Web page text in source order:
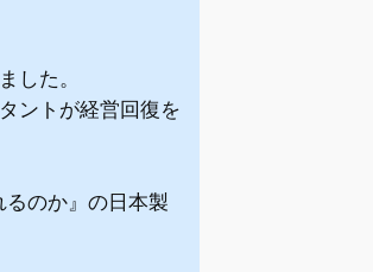
した。
ントが経営回復を
のか』の日本製